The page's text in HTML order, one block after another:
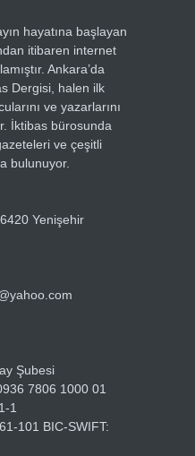
hayatına başlayan
itibaren internet
Ankara’da
Dergisi, halen ilk
ve yazarlarını
İktibas bürosunda
ve çeşitli
bulunuyor.
Yenişehir
Şubesi
7806 1000 01
1
101 BIC-SWIFT: